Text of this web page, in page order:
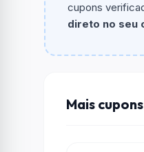
Qual é o
Não
Funciona em
podem não
cupons
direto no seu
Mais